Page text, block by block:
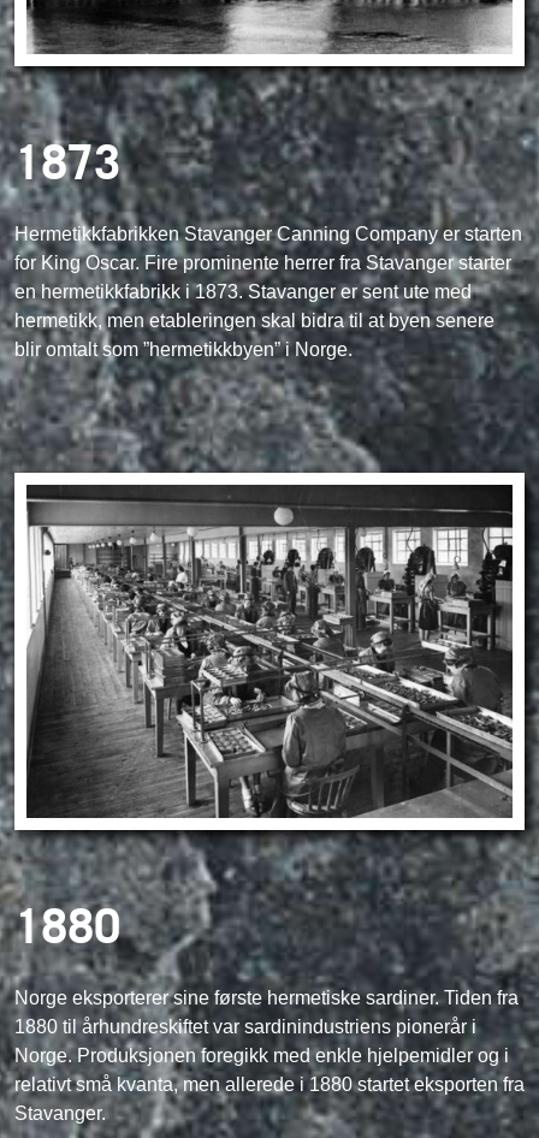
1873
Hermetikkfabrikken Stavanger Canning Company er starten
for King Oscar. Fire prominente herrer fra Stavanger starter
en hermetikkfabrikk i 1873. Stavanger er sent ute med
hermetikk, men etableringen skal bidra til at byen senere
blir omtalt som ”hermetikkbyen” i Norge.
1880
Norge eksporterer sine første hermetiske sardiner. Tiden fra
1880 til århundreskiftet var sardinindustriens pionerår i
Norge. Produksjonen foregikk med enkle hjelpemidler og i
relativt små kvanta, men allerede i 1880 startet eksporten fra
Stavanger.